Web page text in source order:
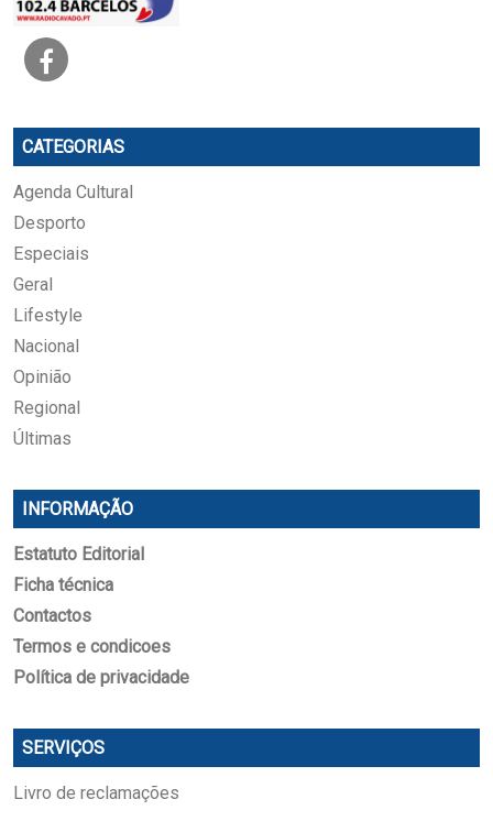
CATEGORIAS
Agenda Cultural
Desporto
Especiais
Geral
Lifestyle
Nacional
Opinião
Regional
Últimas
INFORMAÇÃO
Estatuto Editorial
Ficha técnica
Contactos
Termos e condicoes
Política de privacidade
SERVIÇOS
Livro de reclamações